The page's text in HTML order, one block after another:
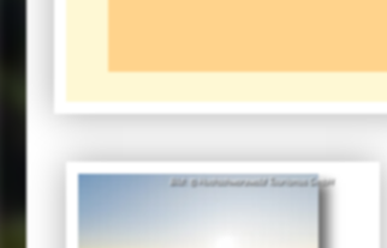
Bild: © Hochschwarzwald Tourismus GmbH